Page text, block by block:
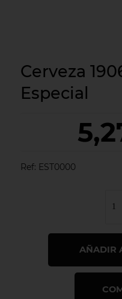
Cerveza
Especial
Ref: EST0000
AÑADIR